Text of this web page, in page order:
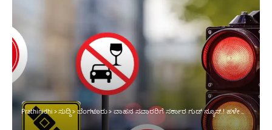
Prathinidhi>ಸುದ್ದಿ>ಬೆಂಗಳೂರು>ವಾಹನ ಸವಾರರಿಗೆ ಸರ್ಕಾರ ಗುಡ್ ನ್ಯೂಸ್..! ಹಳೇ ದಂಡ ಪಾವತಿಗೆ ಮತ್ತೆ 50% ಡಿಸ್ಕೌಂಟ್..!